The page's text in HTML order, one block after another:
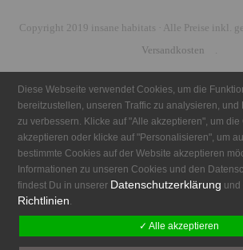
Copyright 2019 insane habitats · Alle Preise inkl.
Versandkosten
.
Diese Webseite verwendet Cookies, um die
bereitzustellen, unseren Traffic zu analysieren,
zu verbessern. Klicke auf "Alle akzeptieren", um die
akzeptieren oder klicke auf "Personalisieren", um
bestimmte Cookies auf der Website akzeptieren
Informationen zu unseren Cookies und den
findest Du in unserer Datenschutzerklärung
Richtlinien.
✓ Alle akzeptieren